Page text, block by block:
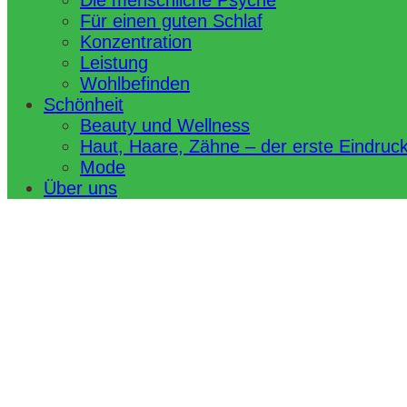
Für einen guten Schlaf
Konzentration
Leistung
Wohlbefinden
Schönheit
Beauty und Wellness
Haut, Haare, Zähne – der erste
Mode
Über uns